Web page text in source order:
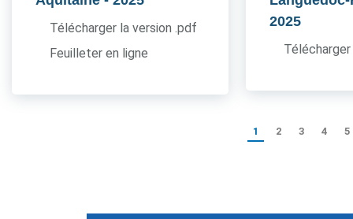
Télécharger la version .pdf
Feuilleter en ligne
2025
1 2 3 4 5